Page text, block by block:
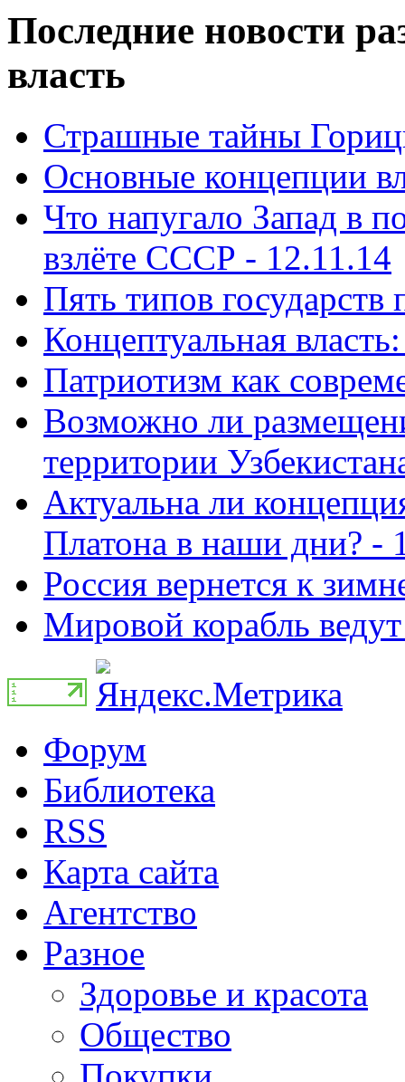
Последние новости
власть
Страшные тайны
Основные концепции
Что напугало Запад в
взлёте СССР - 12.11.14
Пять типов
Концептуальная
Патриотизм как
Возможно ли
территории
Актуальна ли
Платона в наши дни? -
Россия вернется к
Мировой корабль
Форум
Библиотека
RSS
Карта сайта
Агентство
Разное
Здоровье и красота
Общество